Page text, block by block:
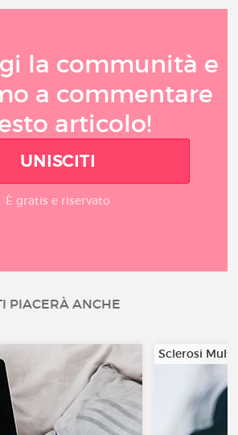
la communità e
a commentare
articolo!
UNISCITI
È gratis e riservato
PIACERÀ ANCHE
Sclerosi